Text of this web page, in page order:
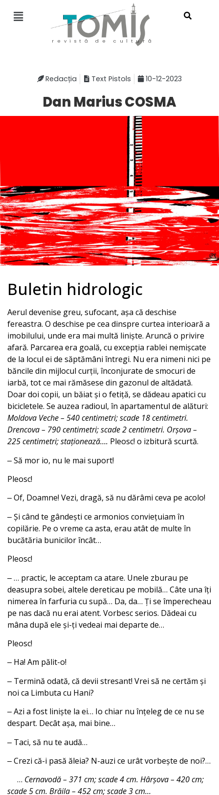
revistă de cultură
Redacția Text Pistols 10-12-2023
Dan Marius COSMA
Buletin hidrologic
Aerul devenise greu, sufocant, așa că deschise
fereastra. O deschise pe cea dinspre curtea interioară a
imobilului, unde era mai multă liniște. Aruncă o privire
afară. Parcarea era goală, cu excepția rablei nemișcate
de la locul ei de săptămâni întregi. Nu era nimeni nici pe
băncile din mijlocul curții, înconjurate de smocuri de
iarbă, tot ce mai rămăsese din gazonul de altădată.
Doar doi copii, un băiat și o fetiță, se dădeau apatici cu
bicicletele. Se auzea radioul, în apartamentul de alături:
Moldova Veche – 540 centimetri; scade 18 centimetri.
Drencova – 790 centimetri; scade 2 centimetri. Orșova –
225 centimetri; staționează…. Pleosc! o izbitură scurtă.
‒ Să mor io, nu le mai suport!
Pleosc!
‒ Of, Doamne! Vezi, dragă, să nu dărâmi ceva pe acolo!
‒ Și când te gândești ce armonios conviețuiam în
copilărie. Pe o vreme ca asta, erau atât de multe în
bucătăria bunicilor încât…
Pleosc!
‒ … practic, le acceptam ca atare. Unele zburau pe
deasupra sobei, altele dereticau pe mobilă… Câte una îți
nimerea în farfuria cu supă… Da, da… Ți se împerecheau
pe nas dacă nu erai atent. Vorbesc serios. Dădeai cu
mâna după ele și-ți vedeai mai departe de…
Pleosc!
‒ Ha! Am pălit-o!
‒ Termină odată, că devii stresant! Vrei să ne certăm și
noi ca Limbuta cu Hani?
‒ Azi a fost liniște la ei… Io chiar nu înțeleg de ce nu se
despart. Decât așa, mai bine…
‒ Taci, să nu te audă…
‒ Crezi că-i pasă ăleia? N-auzi ce urât vorbește de noi?…
… Cernavodă – 371 cm; scade 4 cm. Hârșova – 420 cm;
scade 5 cm. Brăila – 452 cm; scade 3 cm…